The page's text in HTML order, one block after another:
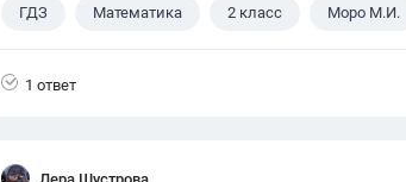
ГДЗ Математика 2 класс Моро М.И.
1 ответ